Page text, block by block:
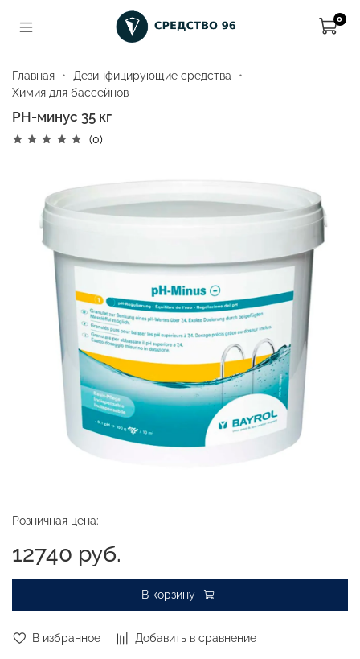
0
Главная
Дезинфицирующие средства
Химия для бассейнов
РН-минус 35 кг
(0)
В избранное Добавить в сравнение
Розничная цена:
12740 руб.
В корзину